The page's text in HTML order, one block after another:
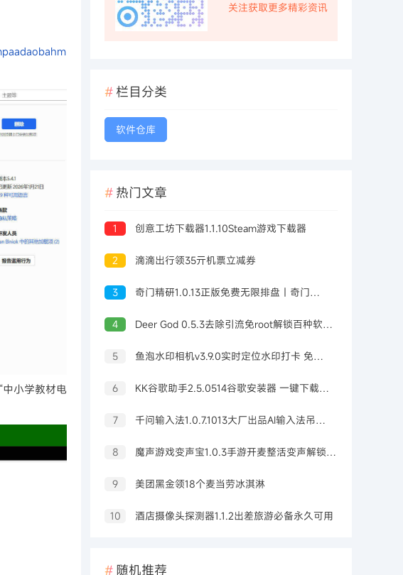
中小学教材电
关注获取更多精彩资讯
栏目分类
软件仓库
热门文章
1 创意工坊下载器1.1.10Steam游戏下载器
2 滴滴出行领35亓机票立减券
3 奇门精研1.0.13正版免费无限排盘｜奇门预测
4 Deer God 0.5.3去除引流免root解锁百种软件会员
5 鱼泡水印相机v3.9.0实时定位水印打卡 免费无广告
6 KK谷歌助手2.5.0514谷歌安装器 一键下载安装
7 千问输入法1.0.7.1013大厂出品AI输入法吊打豆包输入法
8 魔声游戏变声宝1.0.3手游开麦整活变声解锁会员
9 美团黑金领18个麦当劳冰淇淋
10 酒店摄像头探测器1.1.2出差旅游必备永久可用
随机推荐